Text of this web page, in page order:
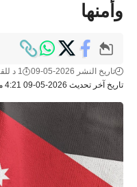
وأمنها
تاريخ آخر تحديث 2026-05-09 4:21 مساءً
تاريخ النشر 2026-05-09 1 د للقراءة